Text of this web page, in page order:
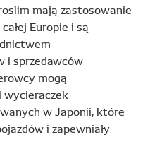
mają zastosowanie
Europie i są
i sprzedawców
mogą
wycieraczek
w Japonii, które
i zapewniały